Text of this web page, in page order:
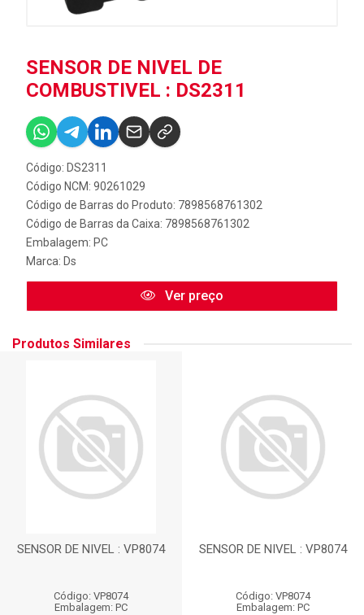
SENSOR DE NIVEL DE
COMBUSTIVEL : DS2311
Código: DS2311
Código NCM: 90261029
Código de Barras do Produto: 7898568761302
Código de Barras da Caixa: 7898568761302
Embalagem: PC
Marca: Ds
Ver preço
Produtos Similares
SENSOR DE NIVEL : VP8074
Código: VP8074
Embalagem: PC
SENSOR DE NIVEL : VP8074
Código: VP8074
Embalagem: PC